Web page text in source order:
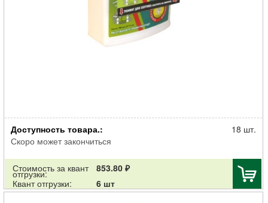
Очиститель Доктор Робик 509 септиков и выгребных ям 798мл
Доступность товара.:
Скоро может закончиться
18 шт.
Стоимость за квант
отгрузки:
853.80 ₽
Квант отгрузки:
6 шт